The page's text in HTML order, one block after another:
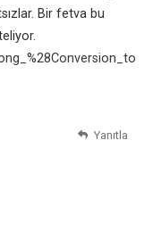
Bir fetva bu
Yanıtla